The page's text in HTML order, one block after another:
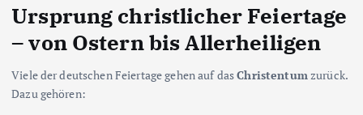
Ursprung christlicher Feiertage
– von Ostern bis Allerheiligen
Viele der deutschen Feiertage gehen auf dasChristentumzurück.
Dazu gehören: